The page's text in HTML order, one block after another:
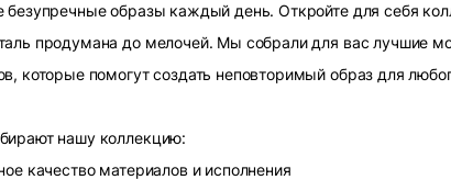
безупречные образы каждый день. Откройте для себя
продумана до мелочей. Мы собрали для вас лучшие
которые помогут создать неповторимый образ для
нашу коллекцию:
качество материалов и исполнения